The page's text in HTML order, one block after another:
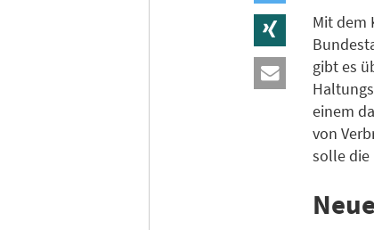
Mit dem
gibt es
einem
von
solle die